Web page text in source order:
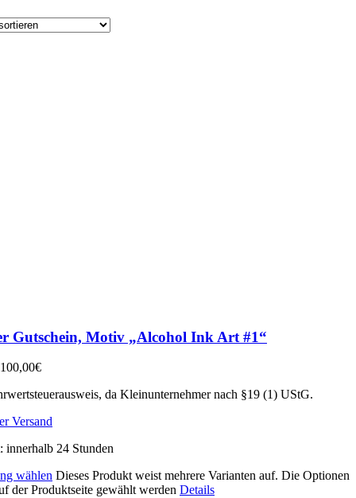
Gutschein, Motiv „Alcohol Ink Art #1“
100,00€
da Kleinunternehmer nach §19 (1) UStG.
Versand
innerhalb 24 Stunden
wählen Dieses Produkt weist mehrere Varianten auf. Die Optionen
der Produktseite gewählt werden Details